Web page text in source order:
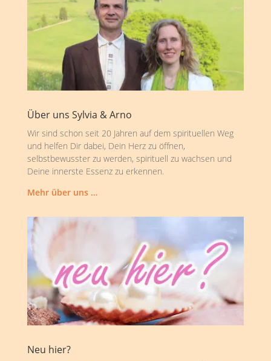
Über uns Sylvia & Arno
Wir sind schon seit 20 Jahren auf dem spirituellen Weg
und helfen Dir dabei, Dein Herz zu öffnen,
selbstbewusster zu werden, spirituell zu wachsen und
Deine innerste Essenz zu erkennen.
Mehr über uns …
Neu hier?